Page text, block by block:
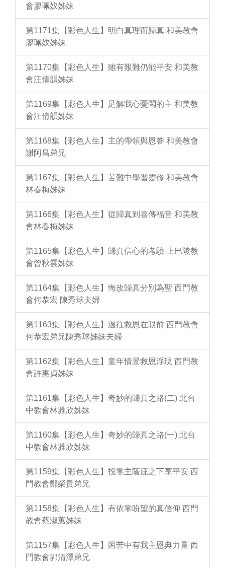
會廖珮妏姊妹
第1171集【彩色人生】明白真理而歸真 和美教會
廖珮妏姊妹
第1170集【彩色人生】雖有艱難仍能平安 和美教
會汪倩韻姊妹
第1169集【彩色人生】足解我心憂悶的主 和美教
會汪倩韻姊妹
第1168集【彩色人生】主的帶領與恩眷 和美教會
謝阿昌弟兄
第1167集【彩色人生】苦難中學習靈修 和美教會
林春梅姊妹
第1166集【彩色人生】從歸真到喜傳福音 和美教
會林春梅姊妹
第1165集【彩色人生】歸真信心的考驗 上巴陵教
會曾秋雲姊妹
第1164集【彩色人生】悔改歸真分別為聖 西門教
會何恭宏 陳秀球夫婦
第1163集【彩色人生】過往救恩在眼前 西門教會
何恭宏弟兄陳秀球姊妹夫婦
第1162集【彩色人生】童年情景救恩浮現 西門教
會許惠貞姊妹
第1161集【彩色人生】奇妙的歸真之路(二) 北台
中教會林雅欣姊妹
第1160集【彩色人生】奇妙的歸真之路(一) 北台
中教會林雅欣姊妹
第1159集【彩色人生】投靠主蔭庇之下享平安 西
門教會鄭榮貴弟兄
第1158集【彩色人生】有依靠盼望的真信仰 西門
教會蔡淑蕙姊妹
第1157集【彩色人生】困苦中有我主恩典力量 西
門教會郭清潭弟兄